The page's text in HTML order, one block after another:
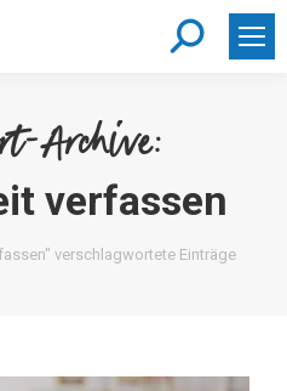
Search:
Archive:
verfassen
verschlagwortete Einträge